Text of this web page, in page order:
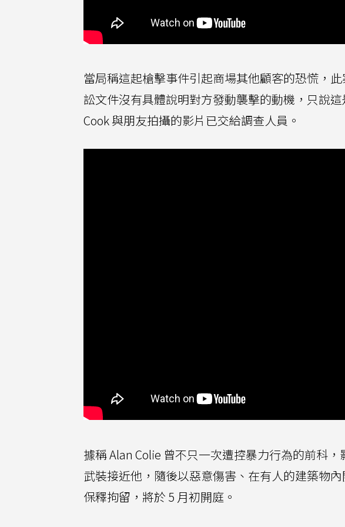
當局稱這起槍擊事件引起商場其他顧客的恐慌，
訟文件沒有具體說明對方發動襲擊的動機，只說
Cook 與朋友拍攝的影片已交給調查人員。
據稱 Alan Colie 曾不只一次遭控暴力行為的前科
武裝接近他，隨後以惡意傷害、在有人的建築物
保釋拘留，將於 5 月初開庭。